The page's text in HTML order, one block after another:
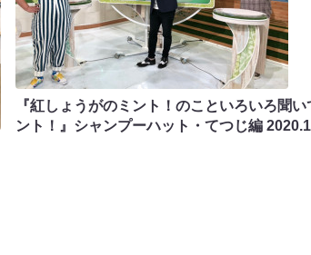
『紅しょうがのミント！のこといろいろ聞い
ント！』シャンプーハット・てつじ編